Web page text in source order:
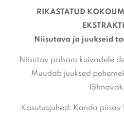
RIKASTATUD
Niisutava ja juukseid
Niisutav palsam kuivadele
Muudab juuksed
Kasutusjuhed: Kanda